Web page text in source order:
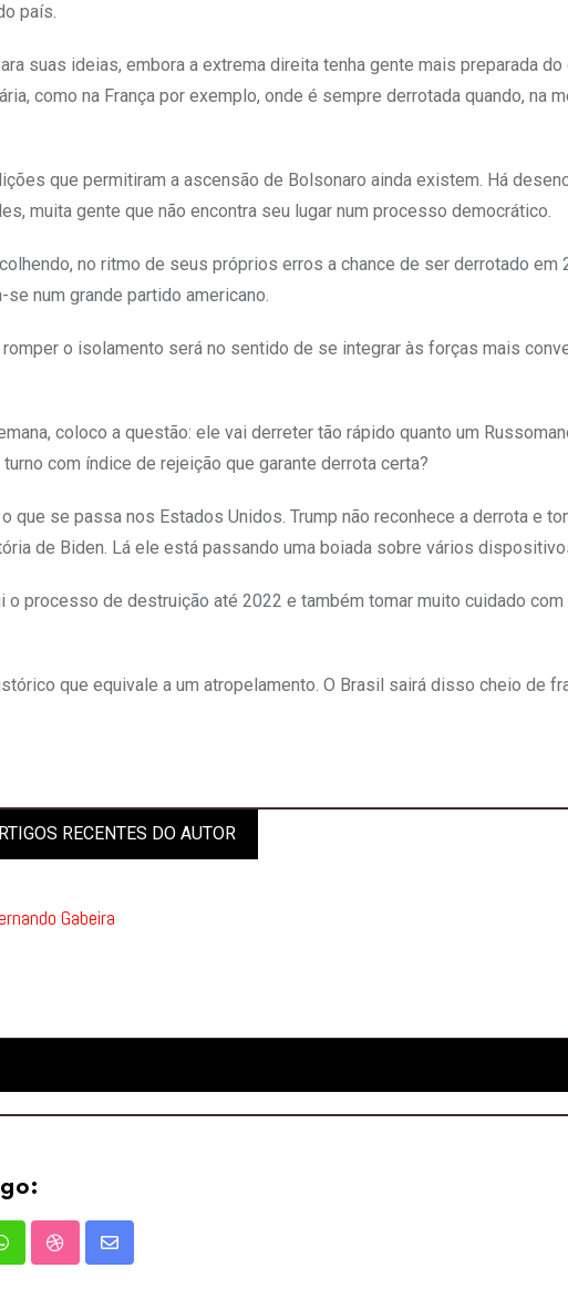
país.
suas ideias, embora a extrema direita tenha gente mais preparada
como na França por exemplo, onde é sempre derrotada quando, na
que permitiram a ascensão de Bolsonaro ainda existem. Há
muita gente que não encontra seu lugar num processo democrático.
no ritmo de seus próprios erros a chance de ser derrotado em
num grande partido americano.
o isolamento será no sentido de se integrar às forças mais
coloco a questão: ele vai derreter tão rápido quanto um
com índice de rejeição que garante derrota certa?
que se passa nos Estados Unidos. Trump não reconhece a derrota e
de Biden. Lá ele está passando uma boiada sobre vários
o processo de destruição até 2022 e também tomar muito cuidado
que equivale a um atropelamento. O Brasil sairá disso cheio de
RECENTES DO AUTOR
Gabeira
WhatsappStumbleUpon
Share